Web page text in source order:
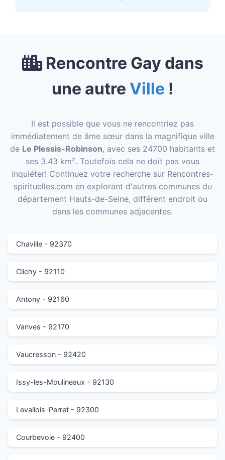
Rencontre Gay dans
une autre Ville !
Il est possible que vous ne rencontriez pas
immédiatement de âme sœur dans la magnifique ville
de Le Plessis-Robinson, avec ses 24700 habitants et
ses 3.43 km². Toutefois cela ne doit pas vous
inquiéter! Continuez votre recherche sur Rencontres-
spirituelles.com en explorant d'autres communes du
département Hauts-de-Seine, différent endroit ou
dans les communes adjacentes.
Chaville - 92370
Clichy - 92110
Antony - 92160
Vanves - 92170
Vaucresson - 92420
Issy-les-Moulineaux - 92130
Levallois-Perret - 92300
Courbevoie - 92400